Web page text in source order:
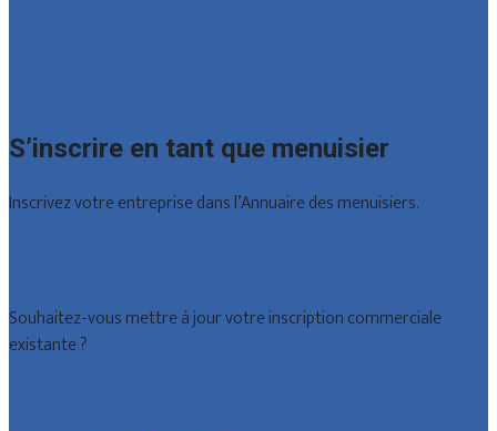
S’inscrire en tant que menuisier
Inscrivez votre entreprise dans l’Annuaire des menuisiers.
Souhaitez-vous mettre à jour votre inscription commerciale
existante ?